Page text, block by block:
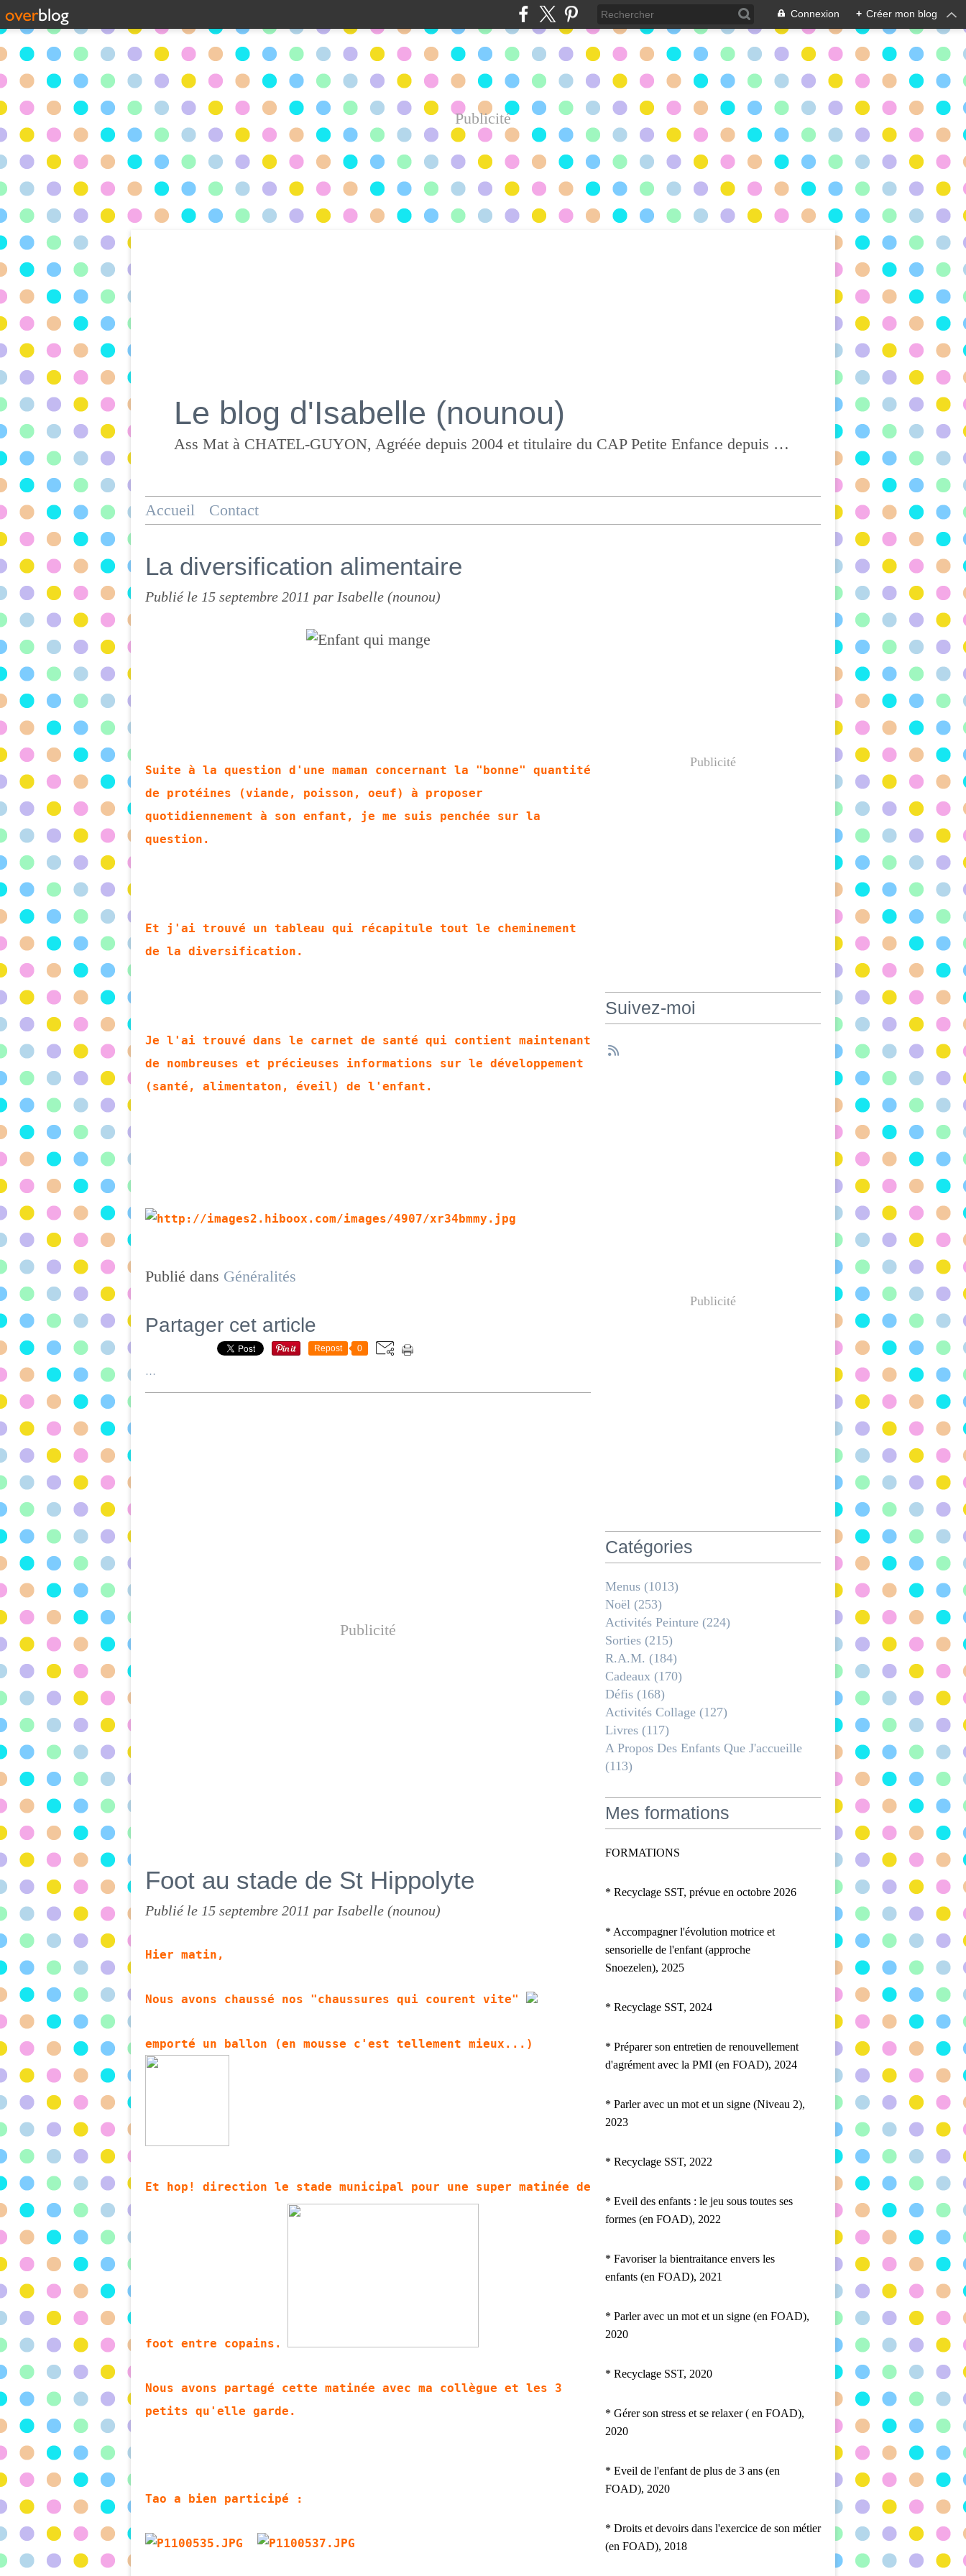
Connexion + Créer mon blog
Publicité
Le blog d'Isabelle (nounou)
Ass Mat à CHATEL-GUYON, Agréée depuis 2004 et titulaire du CAP Petite Enfance depuis 2017, BONNE VISITE !!!
Accueil Contact
La diversification alimentaire
Publié le 15 septembre 2011 par Isabelle (nounou)
Suite à la question d'une maman concernant la "bonne" quantité
de protéines (viande, poisson, oeuf) à proposer
quotidiennement à son enfant, je me suis penchée sur la
question.
Et j'ai trouvé un tableau qui récapitule tout le cheminement
de la diversification.
Je l'ai trouvé dans le carnet de santé qui contient maintenant
de nombreuses et précieuses informations sur le développement
(santé, alimentaton, éveil) de l'enfant.
Publié dans Généralités
Partager cet article
Repost 0
…
Publicité
Foot au stade de St Hippolyte
Publié le 15 septembre 2011 par Isabelle (nounou)
Hier matin,
Nous avons chaussé nos "chaussures qui courent vite"
emporté un ballon (en mousse c'est tellement mieux...)
Et hop! direction le stade municipal pour une super matinée de
foot entre copains.
Nous avons partagé cette matinée avec ma collègue et les 3
petits qu'elle garde.
Tao a bien participé :
Publicité
Suivez-moi
Publicité
Catégories
Menus (1013)
Noël (253)
Activités Peinture (224)
Sorties (215)
R.a.m. (184)
Cadeaux (170)
Défis (168)
Activités Collage (127)
Livres (117)
A Propos Des Enfants Que J'accueille
(113)
Mes formations
FORMATIONS
* Recyclage SST, prévue en octobre 2026
* Accompagner l'évolution motrice et
sensorielle de l'enfant (approche
Snoezelen), 2025
* Recyclage SST, 2024
* Préparer son entretien de renouvellement
d'agrément avec la PMI (en FOAD), 2024
* Parler avec un mot et un signe (Niveau 2),
2023
* Recyclage SST, 2022
* Eveil des enfants : le jeu sous toutes ses
formes (en FOAD), 2022
* Favoriser la bientraitance envers les
enfants (en FOAD), 2021
* Parler avec un mot et un signe (en FOAD),
2020
* Recyclage SST, 2020
* Gérer son stress et se relaxer ( en FOAD),
2020
* Eveil de l'enfant de plus de 3 ans (en
FOAD), 2020
* Droits et devoirs dans l'exercice de son métier
(en FOAD), 2018